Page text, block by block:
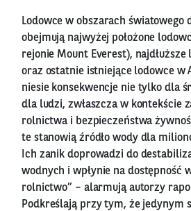
Lodowce w obszarach światowego
obejmują najwyżej położone
rejonie Mount Everest), najdłuższe
oraz ostatnie istniejące lodowce w
niesie konsekwencje nie tylko dla
dla ludzi, zwłaszcza w kontekście
rolnictwa i bezpieczeństwa
te stanowią źródło wody dla
Ich zanik doprowadzi do
wodnych i wpłynie na dostępność
rolnictwo” – alarmują autorzy
Podkreślają przy tym, że jedynym